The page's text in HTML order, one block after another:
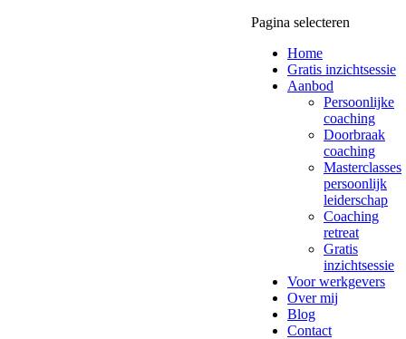
Pagina selecteren
Home
Gratis inzichtsessie
Aanbod
Persoonlijke
coaching
Doorbraak
coaching
Masterclasses
persoonlijk
leiderschap
Coaching
retreat
Gratis
inzichtsessie
Voor werkgevers
Over mij
Blog
Contact